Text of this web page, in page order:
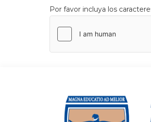
Por favor incluya los